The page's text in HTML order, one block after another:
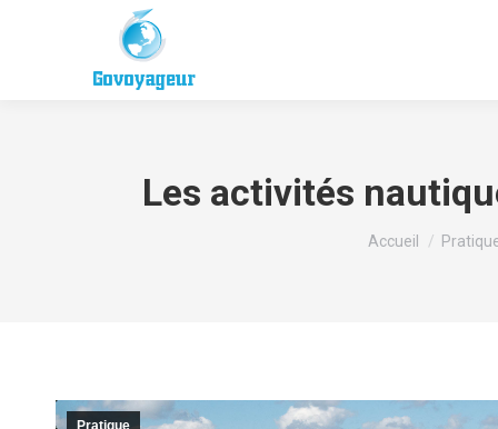
Les activités
Vous êtes ici :
Accueil
Pratique